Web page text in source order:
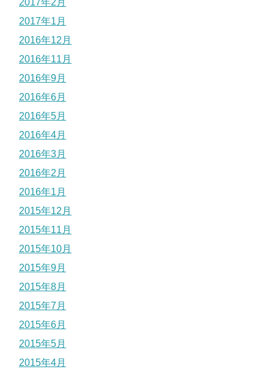
2017年2月
2017年1月
2016年12月
2016年11月
2016年9月
2016年6月
2016年5月
2016年4月
2016年3月
2016年2月
2016年1月
2015年12月
2015年11月
2015年10月
2015年9月
2015年8月
2015年7月
2015年6月
2015年5月
2015年4月